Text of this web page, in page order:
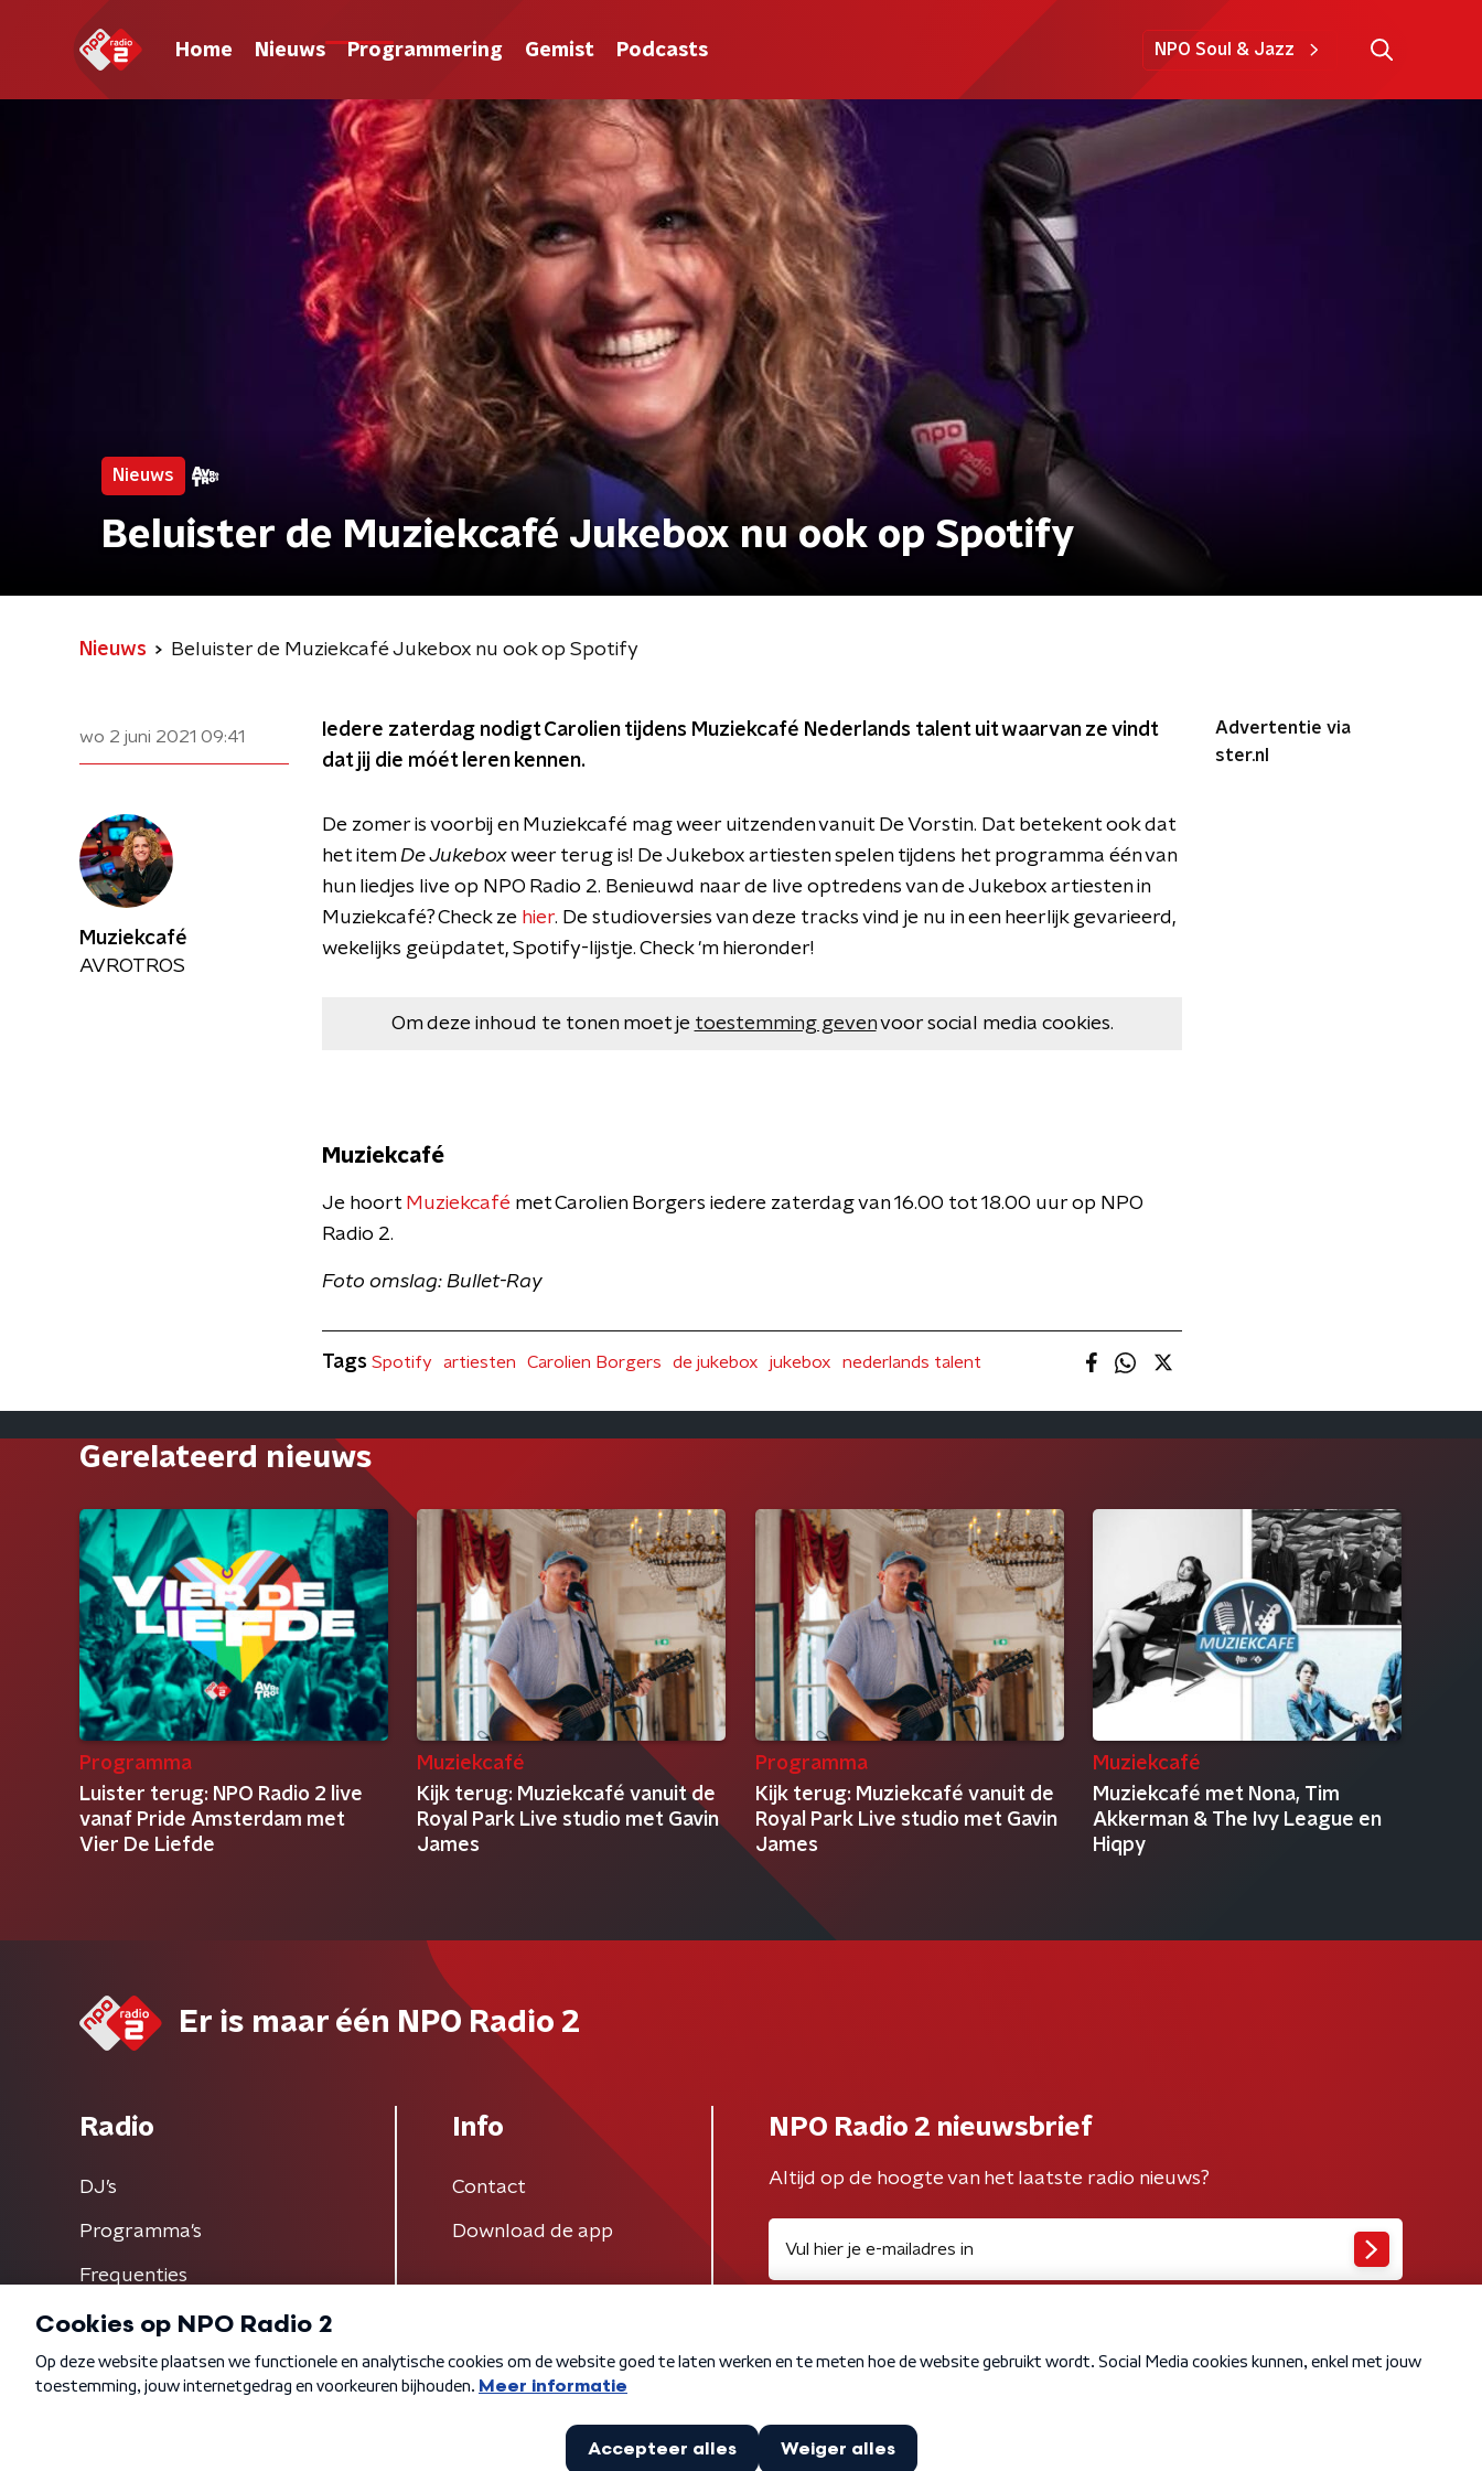
Home Nieuws Programmering Gemist Podcasts NPO Soul & Jazz
Nieuws
Beluister de Muziekcafé Jukebox nu ook op Spotify
Nieuws Beluister de Muziekcafé Jukebox nu ook op Spotify
wo 2 juni 2021 09:41
Iedere zaterdag nodigt Carolien tijdens Muziekcafé Nederlands talent uit waarvan ze vindt
dat jij die móét leren kennen.
De zomer is voorbij en Muziekcafé mag weer uitzenden vanuit De Vorstin. Dat betekent ook dat
het itemDe Jukeboxweer terug is! De Jukebox artiesten spelen tijdens het programma één van
hun liedjes live op NPO Radio 2. Benieuwd naar de live optredens van de Jukebox artiesten in
Muziekcafé? Check ze hier. De studioversies van deze tracks vind je nu in een heerlijk gevarieerd,
wekelijks geüpdatet, Spotify-lijstje. Check 'm hieronder!
Om deze inhoud te tonen moet je toestemming gevenvoor social media cookies.
Muziekcafé
Je hoort Muziekcafé met Carolien Borgers iedere zaterdag van 16.00 tot 18.00 uur op NPO
Radio 2.
Foto omslag: Bullet-Ray
Advertentie via
ster.nl
Muziekcafé
AVROTROS
Tags Spotify artiesten Carolien Borgers de jukebox jukebox nederlands talent
Gerelateerd nieuws
Programma
Luister terug: NPO Radio 2 live
vanaf Pride Amsterdam met
Vier De Liefde
Muziekcafé
Kijk terug: Muziekcafé vanuit de
Royal Park Live studio met Gavin
James
Programma
Kijk terug: Muziekcafé vanuit de
Royal Park Live studio met Gavin
James
Muziekcafé
Muziekcafé met Nona, Tim
Akkerman & The Ivy League en
Hiqpy
Er is maar één NPO Radio 2
Radio
DJ’s
Programma's
Frequenties
Info
Contact
Download de app
NPO Radio 2 nieuwsbrief
Altijd op de hoogte van het laatste radio nieuws?
Algemene voorwaarden Privacybeleid